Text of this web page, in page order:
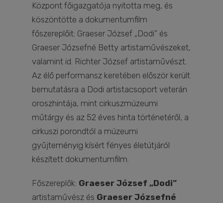
Központ főigazgatója nyitotta meg, és
köszöntötte a dokumentumfilm
főszereplőit: Graeser József „Dodi” és
Graeser Józsefné Betty artistaművészeket,
valamint id. Richter József artistaművészt.
Az élő performansz keretében először került
bemutatásra a Dodi artistacsoport veterán
oroszhintája, mint cirkuszmúzeumi
műtárgy és az 52 éves hinta történetéről, a
cirkuszi porondtól a múzeumi
gyűjteményig kísért fényes életútjáról
készített dokumentumfilm.
Főszereplők: Graeser József „Dodi”
artistaművész és Graeser Józsefné